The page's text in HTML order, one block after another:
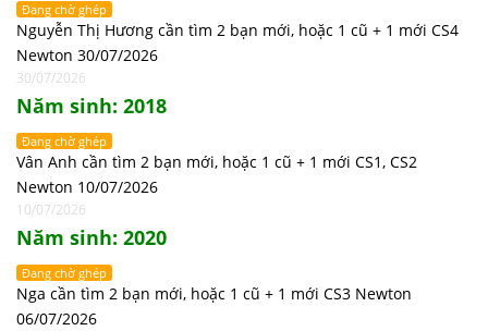
Đang chờ ghép
Nguyễn Thị Hương cần tìm 2 bạn mới, hoặc 1 cũ + 1 mới CS4
Newton 30/07/2026
30/07/2026
Năm sinh: 2018
Đang chờ ghép
Vân Anh cần tìm 2 bạn mới, hoặc 1 cũ + 1 mới CS1, CS2
Newton 10/07/2026
10/07/2026
Năm sinh: 2020
Đang chờ ghép
Nga cần tìm 2 bạn mới, hoặc 1 cũ + 1 mới CS3 Newton
06/07/2026